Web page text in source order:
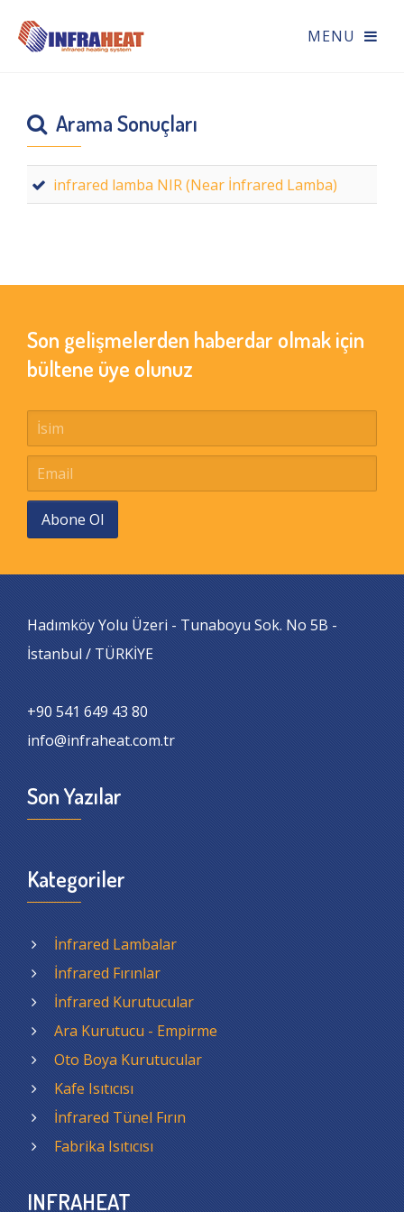
Arama Sonuçları
infrared lamba NIR (Near İnfrared Lamba)
Son gelişmelerden haberdar olmak için
bültene üye olunuz
Abone Ol
Hadımköy Yolu Üzeri - Tunaboyu Sok. No 5B -
İstanbul / TÜRKİYE
+90 541 649 43 80
info@infraheat.com.tr
Son Yazılar
Kategoriler
İnfrared Lambalar
İnfrared Fırınlar
İnfrared Kurutucular
Ara Kurutucu - Empirme
Oto Boya Kurutucular
Kafe Isıtıcısı
İnfrared Tünel Fırın
Fabrika Isıtıcısı
INFRAHEAT